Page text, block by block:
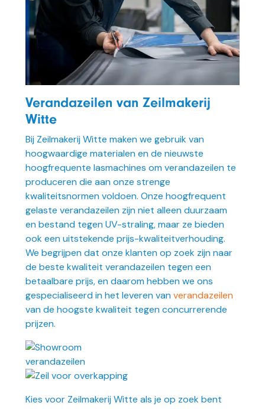
Verandazeilen van Zeilmakerij
Witte
Bij Zeilmakerij Witte maken we gebruik van
hoogwaardige materialen en de nieuwste
hoogfrequente lasmachines om verandazeilen te
produceren die aan onze strenge
kwaliteitsnormen voldoen. Onze hoogfrequent
gelaste verandazeilen zijn niet alleen duurzaam
en bestand tegen UV-straling, maar ze bieden
ook een uitstekende prijs-kwaliteitverhouding.
We begrijpen dat onze klanten op zoek zijn naar
de beste kwaliteit verandazeilen tegen een
betaalbare prijs, en daarom hebben we ons
gespecialiseerd in het leveren van verandazeilen
van de hoogste kwaliteit tegen concurrerende
prijzen.
Kies voor Zeilmakerij Witte als je op zoek bent